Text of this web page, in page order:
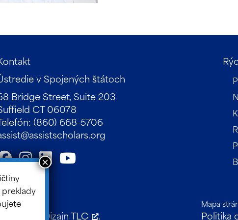
v Spojených štátoch
Bridge Street, Suite 203
CT 06078
(860) 668-5706
stránky: Dizajn TLC .
Mapa
Politika